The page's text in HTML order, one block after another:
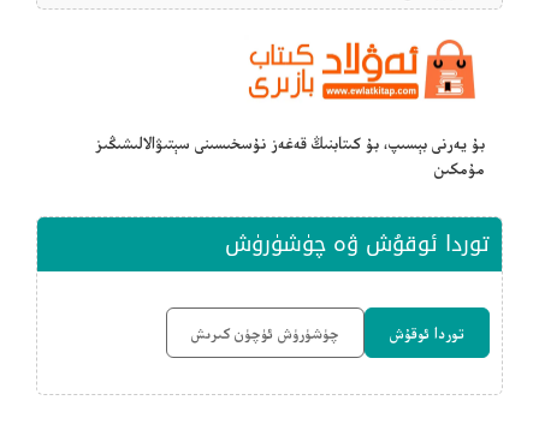
بۇ يەرنى بېسىپ، بۇ كىتابنىڭ قەغەز نۇسخىسىنى سېتىۋالالىشىڭىز
مۇمكىن
توردا ئوقۇش ۋە چۈشۈرۈش
توردا ئوقۇش چۈشۈرۈش ئۈچۈن كىرىش